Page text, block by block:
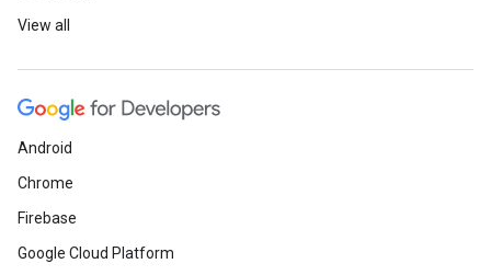
View all
Android
Chrome
Firebase
Google Cloud Platform